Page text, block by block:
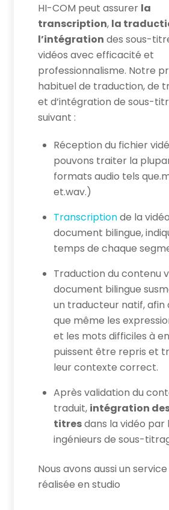
HI-COM peut assurer la
transcription, la
l’intégration des sous-
vidéos avec efficacité et
professionnalisme. Notre
habituel de traduction, de
et d’intégration de sous-
suivant :
Réception du fichier
pouvons traiter la
formats audio tels
et.wav.)
Transcriptionde la
document bilingue,
temps de chaque
Traduction du contenu
document bilingue
un traducteur natif, afin
que même les
et les mots difficiles à
puissent être repris et
leur contexte correct.
Après validation du
traduit, intégration
titresdans la vidéo par
ingénieurs de sous-
Nous avons aussi un
réalisée en studio